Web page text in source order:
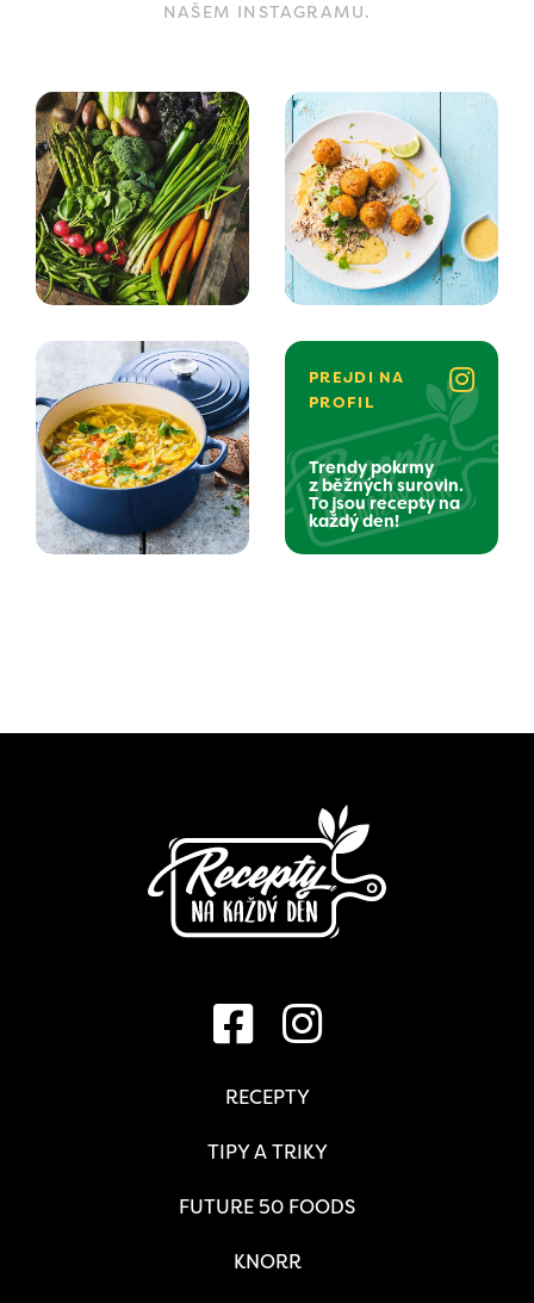
NAŠEM INSTAGRAMU.
PREJDI NA
PROFIL
Trendy pokrmy
z běžných surovin.
To jsou recepty na
každý den!
RECEPTY
TIPY A TRIKY
FUTURE 50 FOODS
KNORR